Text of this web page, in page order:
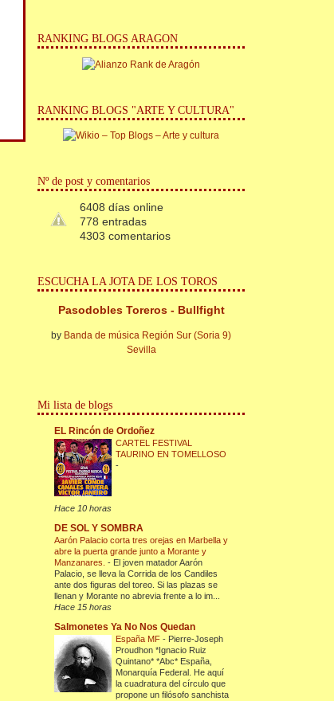
RANKING BLOGS ARAGON
RANKING BLOGS "ARTE Y CULTURA"
Nº de post y comentarios
6408 días online
778 entradas
4303 comentarios
ESCUCHA LA JOTA DE LOS TOROS
Pasodobles Toreros - Bullfight
by Banda de música Región Sur (Soria 9)
Sevilla
Mi lista de blogs
EL Rincón de Ordoñez
CARTEL FESTIVAL
TAURINO EN TOMELLOSO
-
Hace 10 horas
DE SOL Y SOMBRA
Aarón Palacio corta tres orejas en Marbella y
abre la puerta grande junto a Morante y
Manzanares.- El joven matador Aarón
Palacio, se lleva la Corrida de los Candiles
ante dos figuras del toreo. Si las plazas se
llenan y Morante no abrevia frente a lo im...
Hace 15 horas
Salmonetes Ya No Nos Quedan
España MF- Pierre-Joseph
Proudhon *Ignacio Ruiz
Quintano* *Abc* España,
Monarquía Federal. He aquí
la cuadratura del círculo que
propone un filósofo sanchista